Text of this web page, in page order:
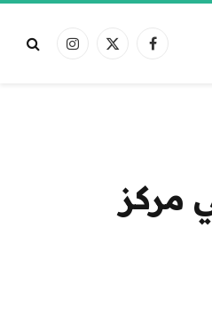
فيسبوكX
الانستغرام
مركز